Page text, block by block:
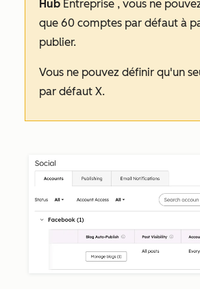
Hub Entreprise , vous ne
que 60 comptes par défaut à
publier.
Vous ne pouvez définir qu'un
par défaut X.